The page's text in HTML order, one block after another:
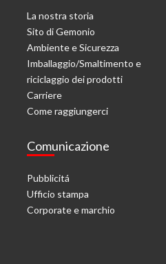
La nostra storia
Sito di Gemonio
Ambiente e Sicurezza
Imballaggio/Smaltimento e
riciclaggio dei prodotti
Carriere
Come raggiungerci
Comunicazione
Pubblicitá
Ufficio stampa
Corporate e marchio